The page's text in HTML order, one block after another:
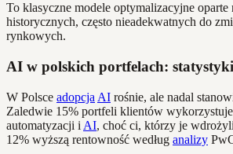
To klasyczne modele optymalizacyjne oparte
historycznych, często nieadekwatnych do
rynkowych.
AI w polskich portfelach:
W Polsce adopcja AI rośnie, ale nadal
Zaledwie 15% portfeli klientów wykorzystuje
automatyzacji i AI, choć ci, którzy je
12% wyższą rentowność według analizy